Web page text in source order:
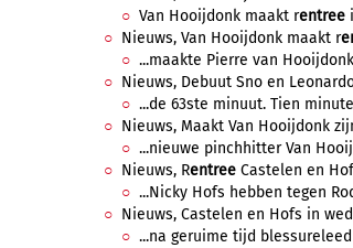
Van Hooijdonk maakt rentree
Nieuws, Van Hooijdonk maakt r
...maakte Pierre van
Nieuws, Debuut Sno en
...de 63ste minuut. Tien
Nieuws, Maakt Van Hooijdonk
...nieuwe pinchhitter Van
Nieuws, Rentree Castelen en
...Nicky Hofs hebben tegen
Nieuws, Castelen en Hofs in
...na geruime tijd